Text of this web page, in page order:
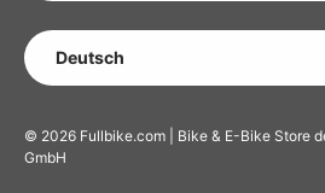
SPRACHE
Deutsch
© 2026 Fullbike.com | Bike & E-Bike Store
GmbH